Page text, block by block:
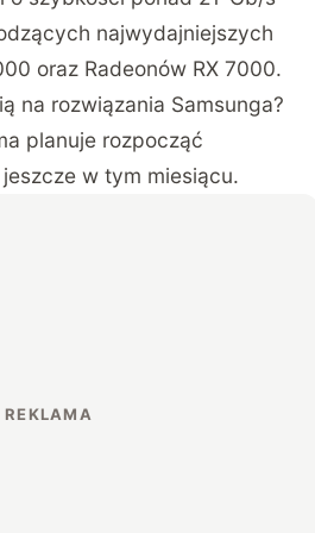
najwydajniejszych
oraz Radeonów RX 7000.
na rozwiązania Samsunga?
planuje rozpocząć
w tym miesiącu.